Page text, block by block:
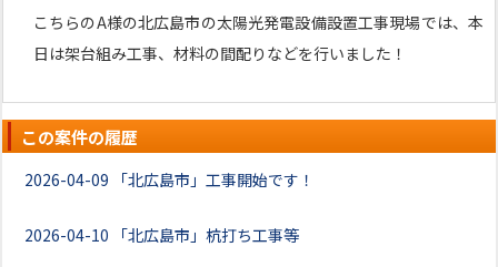
こちらのA様の北広島市の太陽光発電設備設置工事現場では、本
日は架台組み工事、材料の間配りなどを行いました！
この案件の履歴
2026-04-09 「北広島市」工事開始です！
2026-04-10 「北広島市」杭打ち工事等